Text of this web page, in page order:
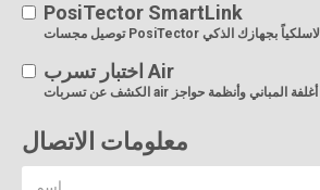
PosiTector SmartLink
توصيل مجسات PosiTector لاسلكياً بجهازك الذكي
اختبار تسرب Air
معلومات الاتصال